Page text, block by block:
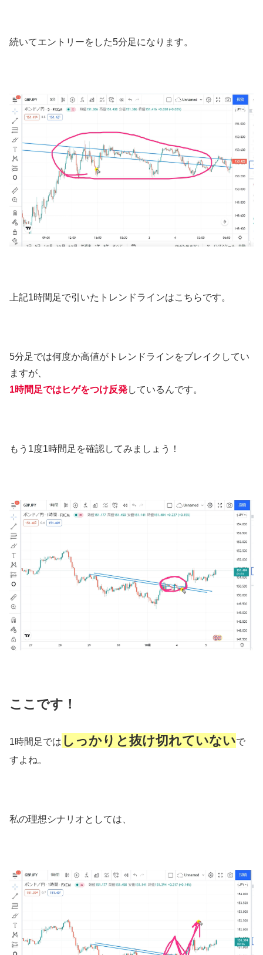
続いてエントリーをした5分足になります。
上記1時間足で引いたトレンドラインはこちらです。
5分足では何度か高値がトレンドラインをブレイクしてい
ますが、
1時間足ではヒゲをつけ反発しているんです。
もう1度1時間足を確認してみましょう！
ここです！
1時間足では しっかりと抜け切れていないで
すよね。
私の理想シナリオとしては、